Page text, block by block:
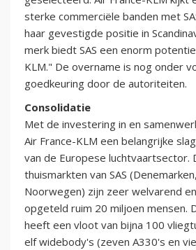
sterke commerciële banden met
haar gevestigde positie in
merk biedt SAS een enorm
KLM." De overname is nog onder
goedkeuring door de autoriteiten.
Consolidatie
Met de investering in en
Air France-KLM een belangrijke
van de Europese luchtvaartsector.
thuismarkten van SAS
Noorwegen) zijn zeer welvarend
opgeteld ruim 20 miljoen mensen.
heeft een vloot van bijna 100
elf widebody's (zeven A330's en